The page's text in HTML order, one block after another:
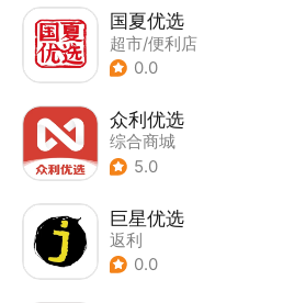
国夏优选
超市/便利店
0.0
众利优选
综合商城
5.0
巨星优选
返利
0.0